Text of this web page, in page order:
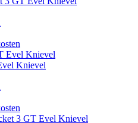
Knievel